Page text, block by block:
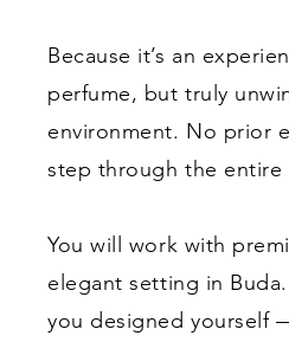
Because it’s an
perfume, but truly
environment. No prior
step through the entire
You will work with
elegant setting in
you designed yourself